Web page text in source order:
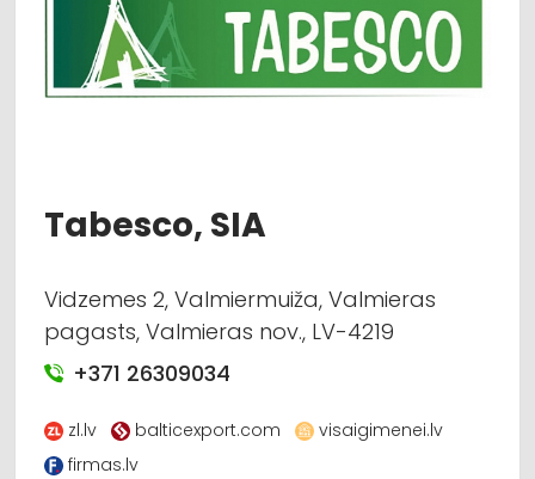
Tabesco, SIA
Vidzemes 2, Valmiermuiža, Valmieras
pagasts, Valmieras nov., LV-4219
+371 26309034
zl.lv balticexport.com
visaigimenei.lv
firmas.lv